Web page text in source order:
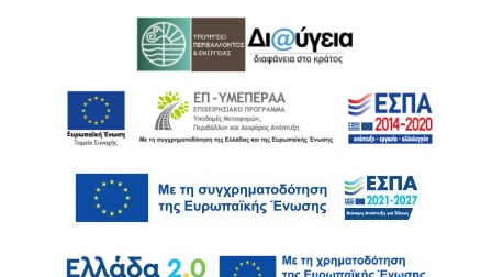
Ακολουθήστε μας